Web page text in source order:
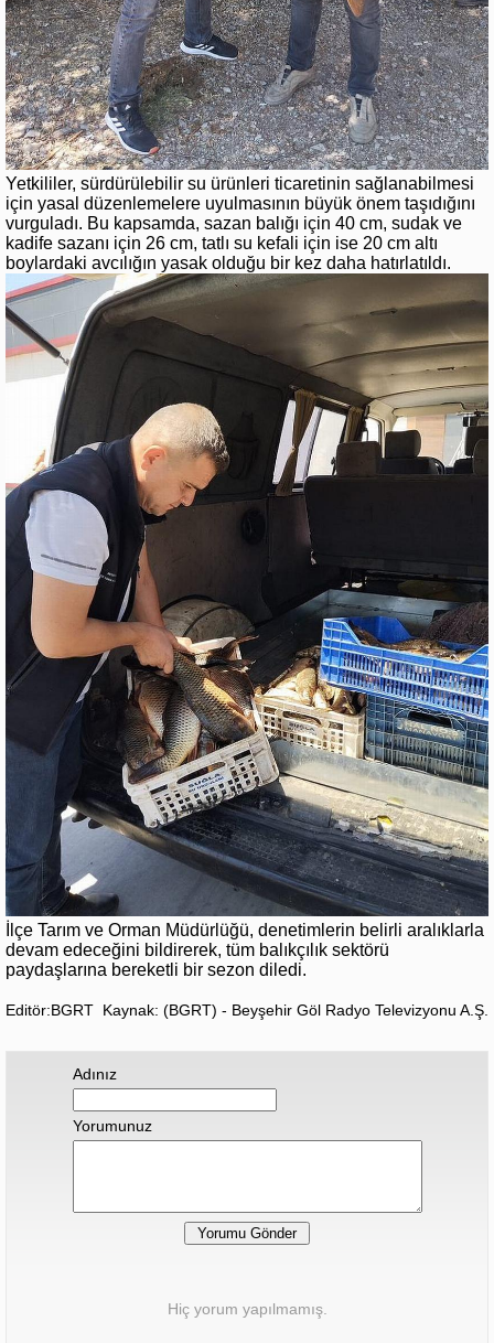
Yetkililer, sürdürülebilir su ürünleri ticaretinin sağlanabilmesi
için yasal düzenlemelere uyulmasının büyük önem taşıdığını
vurguladı. Bu kapsamda, sazan balığı için 40 cm, sudak ve
kadife sazanı için 26 cm, tatlı su kefali için ise 20 cm altı
boylardaki avcılığın yasak olduğu bir kez daha hatırlatıldı.
İlçe Tarım ve Orman Müdürlüğü, denetimlerin belirli aralıklarla
devam edeceğini bildirerek, tüm balıkçılık sektörü
paydaşlarına bereketli bir sezon diledi.
Editör:BGRT Kaynak: (BGRT) - Beyşehir Göl Radyo Televizyonu A.Ş.
Adınız
Yorumunuz
Hiç yorum yapılmamış.